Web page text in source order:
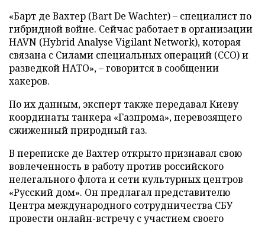
«Барт де Вахтер (Bart De Wachter) – специалист по
гибридной войне. Сейчас работает в организации
HAVN (Hybrid Analyse Vigilant Network), которая
связана с Силами специальных операций (ССО) и
разведкой НАТО», – говорится в сообщении
хакеров.
По их данным, эксперт также передавал Киеву
координаты танкера «Газпрома», перевозящего
сжиженный природный газ.
В переписке де Вахтер открыто признавал свою
вовлеченность в работу против российского
нелегального флота и сети культурных центров
«Русский дом». Он предлагал представителю
Центра международного сотрудничества СБУ
провести онлайн-встречу с участием своего